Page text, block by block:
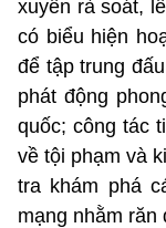
xuyên rà soát,
có biểu hiện
để tập trung
phát động
quốc; công tác
về tội phạm và
tra khám phá
mạng nhằm răn